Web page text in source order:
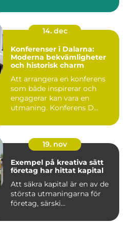
14. dec
Konferenser i Dalarna:
Moderna bekvämligheter
och historisk charm
Att arrangera en konferens
som både inspirerar och
engagerar kan vara en
utmaning. Konferens D...
19. nov
Exempel på kreativa sätt
företag har hittat kapital
Att säkra kapital är en av de
största utmaningarna för
företag, särski...